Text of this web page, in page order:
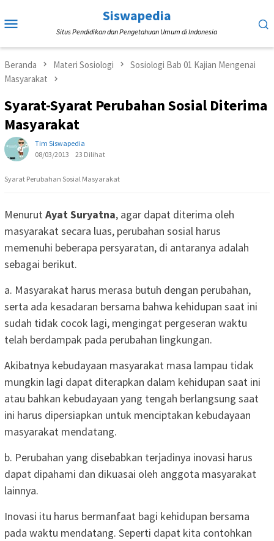
ke
Mobile
Siswapedia
Situs Pendidikan dan Pengetahuan Umum di Indonesia
Beranda Materi Sosiologi
Sosiologi Bab 01 Kajian Mengenai
Masyarakat
Syarat-Syarat Perubahan Sosial Diterima
Masyarakat
Tim Siswapedia
08/03/2013
23 Dilihat
Syarat Perubahan Sosial Masyarakat
MenurutAyat Suryatna, agar dapat diterima oleh
masyarakat secara luas, perubahan sosial harus
memenuhi beberapa persyaratan, di antaranya adalah
sebagai berikut.
a. Masyarakat harus merasa butuh dengan perubahan,
serta ada kesadaran bersama bahwa kehidupan saat ini
sudah tidak cocok lagi, mengingat pergeseran waktu
telah berdampak pada perubahan lingkungan.
Akibatnya kebudayaan masyarakat masa lampau tidak
mungkin lagi dapat diterapkan dalam kehidupan saat ini
atau bahkan kebudayaan yang tengah berlangsung saat
ini harus dipersiapkan untuk menciptakan kebudayaan
masyarakat mendatang.
b. Perubahan yang disebabkan terjadinya inovasi harus
dapat dipahami dan dikuasai oleh anggota masyarakat
lainnya.
Inovasi itu harus bermanfaat bagi kehidupan bersama
pada waktu mendatang. Seperti dapat kita contohkan